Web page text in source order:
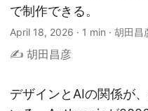
で制作できる。
April 18, 2026 · 1 min · 胡田昌
✍️ 胡田昌彦
デザインとAIの関係が